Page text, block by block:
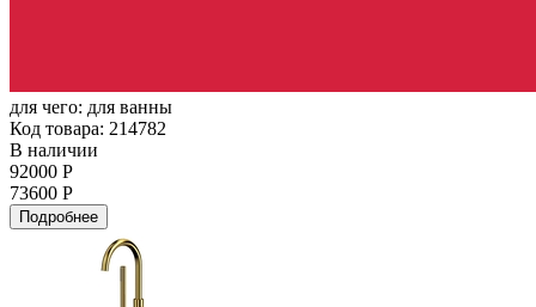
для чего: для ванны
Код товара: 214782
В наличии
92000 Р
73600 Р
Подробнее